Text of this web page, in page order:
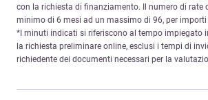
con la richiesta di finanziamento. Il numero di rate
minimo di 6 mesi ad un massimo di 96, per
*I minuti indicati si riferiscono al tempo impiegato
la richiesta preliminare online, esclusi i tempi di
richiedente dei documenti necessari per la